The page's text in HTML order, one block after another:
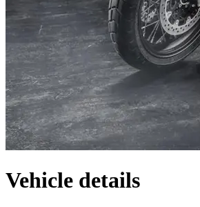
Vehicle details